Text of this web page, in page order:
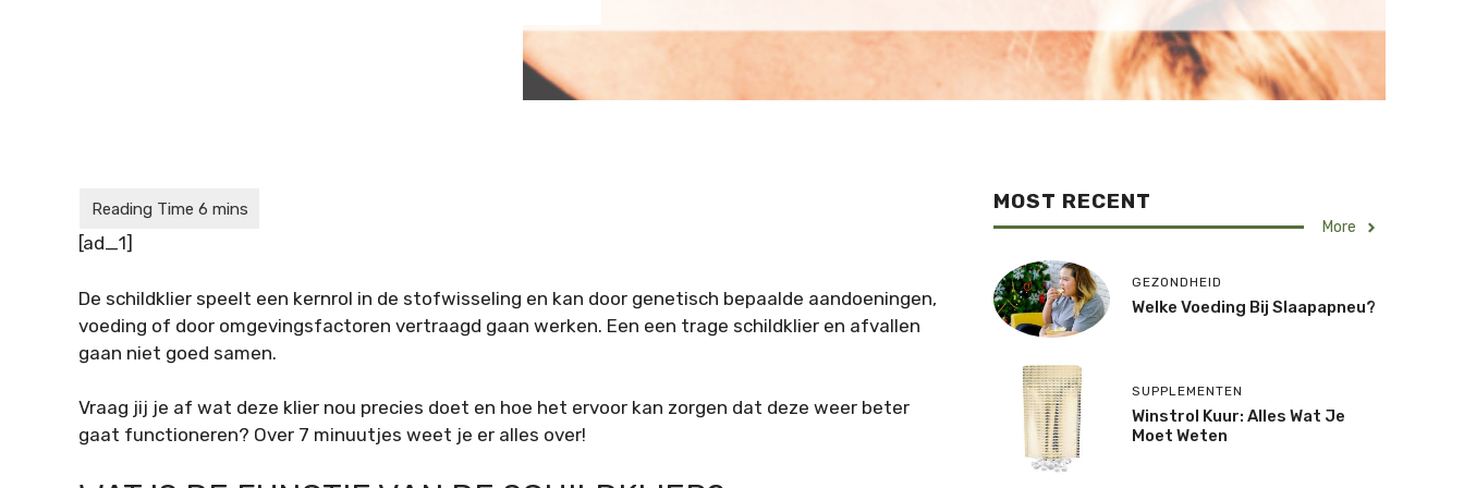
[ad_1]
De schildklier speelt een kernrol in de stofwisseling en kan door genetisch bepaalde aandoeningen,
voeding of door omgevingsfactoren vertraagd gaan werken. Een een trage schildklier en afvallen
gaan niet goed samen.
Vraag jij je af wat deze klier nou precies doet en hoe het ervoor kan zorgen dat deze weer beter
gaat functioneren? Over 7 minuutjes weet je er alles over!
MOST RECENT
More
GEZONDHEID
Welke Voeding Bij Slaapapneu?
SUPPLEMENTEN
Winstrol Kuur: Alles Wat Je
Moet Weten